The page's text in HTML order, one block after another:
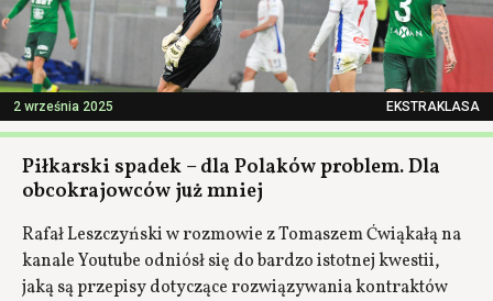
2 września 2025 EKSTRAKLASA
Piłkarski spadek – dla Polaków problem. Dla
obcokrajowców już mniej
Rafał Leszczyński w rozmowie z Tomaszem Ćwiąkałą na
kanale Youtube odniósł się do bardzo istotnej kwestii,
jaką są przepisy dotyczące rozwiązywania kontraktów